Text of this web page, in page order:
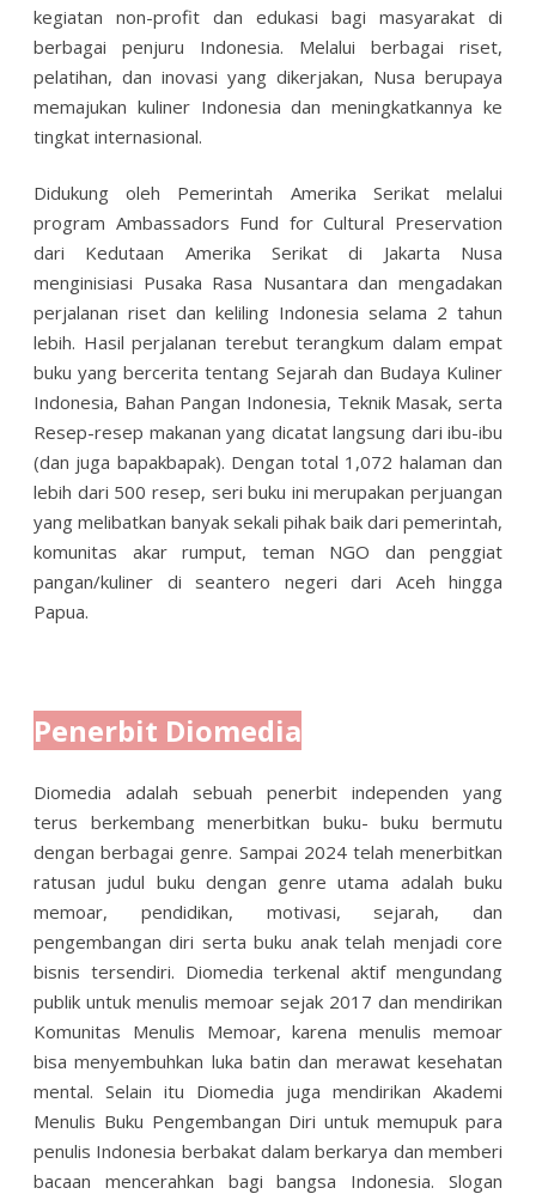
kegiatan non-profit dan edukasi bagi masyarakat di
berbagai penjuru Indonesia. Melalui berbagai riset,
pelatihan, dan inovasi yang dikerjakan, Nusa berupaya
memajukan kuliner Indonesia dan meningkatkannya ke
tingkat internasional.
Didukung oleh Pemerintah Amerika Serikat melalui
program Ambassadors Fund forCultural Preservation
dari Kedutaan Amerika Serikat di Jakarta Nusa
menginisiasi Pusaka Rasa Nusantara dan mengadakan
perjalanan riset dan keliling Indonesia selama 2 tahun
lebih. Hasil perjalanan terebut terangkum dalam empat
buku yang bercerita tentang Sejarah dan Budaya Kuliner
Indonesia, Bahan Pangan Indonesia, Teknik Masak, serta
Resep-resep makanan yang dicatat langsung dari ibu-ibu
(dan juga bapakbapak). Dengan total 1,072 halaman dan
lebih dari 500 resep, seri buku ini merupakan perjuangan
yang melibatkan banyak sekali pihak baik dari pemerintah,
komunitas akar rumput, teman NGO dan penggiat
pangan/kuliner di seantero negeri dari Aceh hingga
Papua.
Penerbit Diomedia
Diomedia adalah sebuah penerbit independen yang
terus berkembang menerbitkan buku- buku bermutu
dengan berbagai genre. Sampai 2024 telah menerbitkan
ratusan judul buku dengan genre utama adalah buku
memoar, pendidikan, motivasi, sejarah, dan
pengembangan diri serta buku anak telah menjadi core
bisnis tersendiri. Diomedia terkenal aktif mengundang
publik untuk menulis memoar sejak 2017 dan mendirikan
Komunitas Menulis Memoar, karena menulis memoar
bisa menyembuhkan luka batin dan merawat kesehatan
mental. Selain itu Diomedia juga mendirikan Akademi
Menulis Buku Pengembangan Diri untuk memupuk para
penulis Indonesia berbakat dalam berkarya dan memberi
bacaan mencerahkan bagi bangsa Indonesia. Slogan